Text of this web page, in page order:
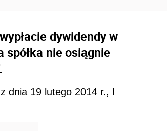
dywidendy w
spółka nie osiągnie
dnia 19 lutego 2014 r., I